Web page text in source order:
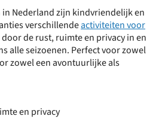
Nederland zijn kindvriendelijk en
verschillendeactiviteiten voor
de rust, ruimte en privacy in en
alle seizoenen. Perfect voor zowel
zowel een avontuurlijke als
en privacy